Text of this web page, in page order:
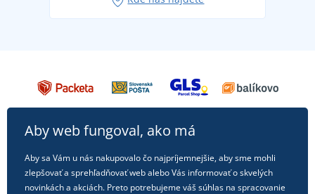
Aby web fungoval, ako má
Aby sa Vám u nás nakupovalo čo najpríjemnejšie, aby sme mohli
zlepšovať a sprehľadňovať web alebo Vás informovať o skvelých
novinkách a akciách. Preto potrebujeme váš súhlas na spracovanie